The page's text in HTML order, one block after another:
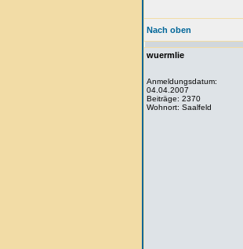
Nach oben
wuermlie
Anmeldungsdatum:
04.04.2007
Beiträge: 2370
Wohnort: Saalfeld